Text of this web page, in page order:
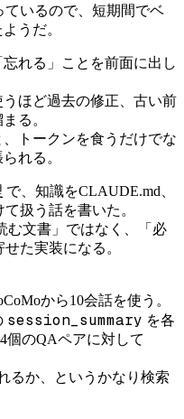
ているので、短期間でベ
うだ。
れる」ことを前面に出し
ほど過去の修正、古い前
る。
トークンを食うだけでな
れる。
で、知識をCLAUDE.md、
扱う話を書いた。
む文書」ではなく、「必
た実装になる。
から10会話を使う。
session_summary を各
個のQAペアに対して
るか、というかなり検索